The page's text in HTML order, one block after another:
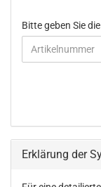
BITTE
GEBEN
SIE
EIN.
Bitte geben Sie
Erklärung der